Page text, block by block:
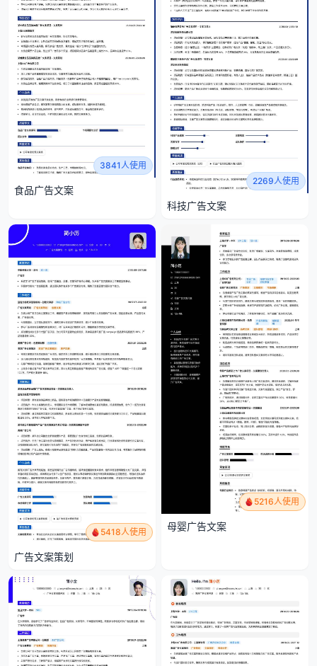
3841人使用
食品广告文案
2269人使用
科技广告文案
5418人使用
广告文案策划
5216人使用
母婴广告文案